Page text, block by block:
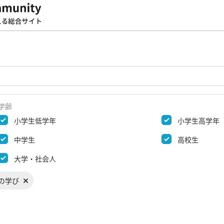
齢
小学生低学年
小学生高学年
中学生
高校生
大学・社会人
学び